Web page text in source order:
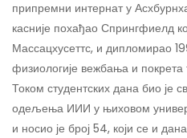
припремни интернат у
касније похађао Спрингфиелд
Массацхусеттс, и дипломирао
физиологије вежбања и покрета
Током студентских дана био је
одељења ИИИ у њиховом
и носио је број 54, који се и